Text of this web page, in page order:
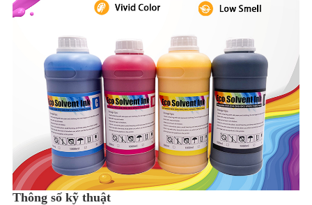
Thông số kỹ thuật